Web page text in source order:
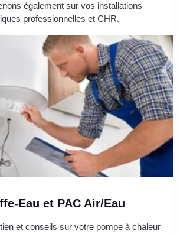
également sur vos installations
professionnelles et CHR.
Eau et PAC Air/Eau
et conseils sur votre pompe à chaleur